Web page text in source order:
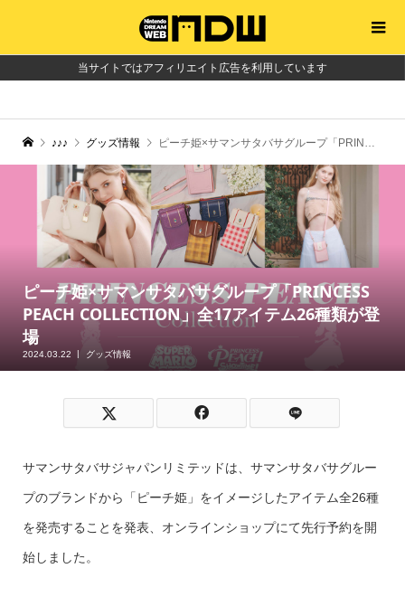
当サイトではアフィリエイト広告を利用しています
♪♪♪ グッズ情報 ピーチ姫×サマンサタバサグループ「PRINCESS PEACH COLLECTION」全17アイテム26種類が登場
ピーチ姫×サマンサタバサグループ「PRINCESS
PEACH COLLECTION」全17アイテム26種類が登
場
2024.03.22 グッズ情報
サマンサタバサジャパンリミテッドは、サマンサタバサグルー
プのブランドから「ピーチ姫」をイメージしたアイテム全26種
を発売することを発表、オンラインショップにて先行予約を開
始しました。